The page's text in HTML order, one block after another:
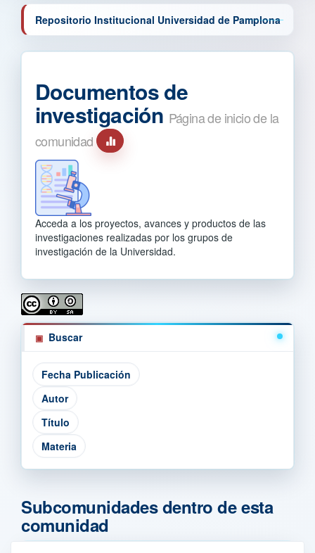
Repositorio Institucional Universidad de Pamplona
Documentos de
investigación Página de inicio de la
comunidad
Acceda a los proyectos, avances y productos de las
investigaciones realizadas por los grupos de
investigación de la Universidad.
Buscar
Subcomunidades dentro de esta
comunidad